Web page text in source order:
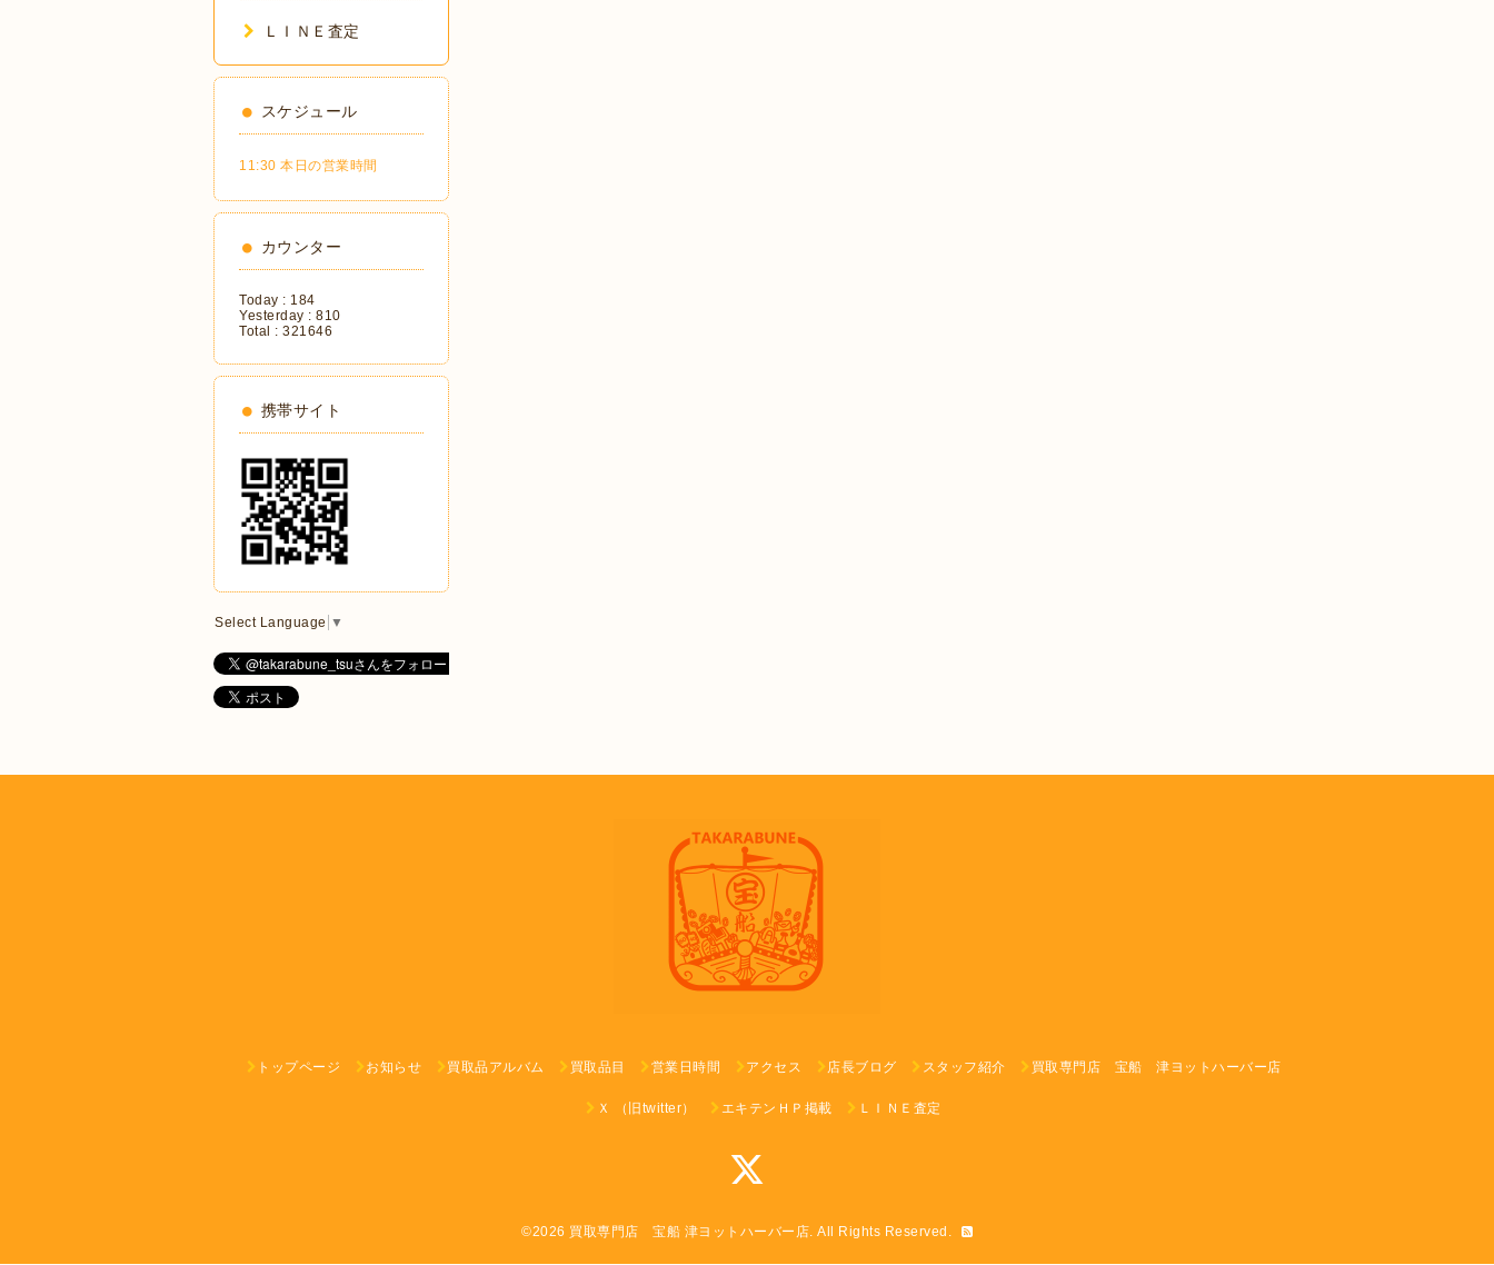
ＬＩＮＥ査定
スケジュール
11:30 本日の営業時間
カウンター
Today : 184
Yesterday : 810
Total : 321646
携帯サイト
Select Language ▼
トップページ お知らせ 買取品アルバム 買取品目 営業日時間 アクセス 店長ブログ スタッフ紹介 買取専門店 宝船 津ヨットハーバー店
Ｘ （旧twitter） エキテンＨＰ掲載 ＬＩＮＥ査定
©2026 買取専門店 宝船 津ヨットハーバー店. All Rights Reserved.